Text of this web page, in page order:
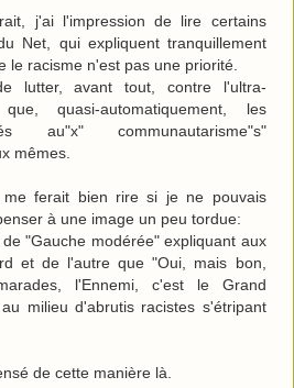
j'ai l'impression de lire certains
Net, qui expliquent tranquillement
le racisme n'est pas une priorité.
lutter, avant tout, contre l'ultra-
quasi-automatiquement, les
au"x" communautarisme"s"
mêmes.
ferait bien rire si je ne pouvais
à une image un peu tordue:
"Gauche modérée" expliquant aux
et de l'autre que "Oui, mais bon,
l'Ennemi, c'est le Grand
milieu d'abrutis racistes s'étripant
de cette manière là.